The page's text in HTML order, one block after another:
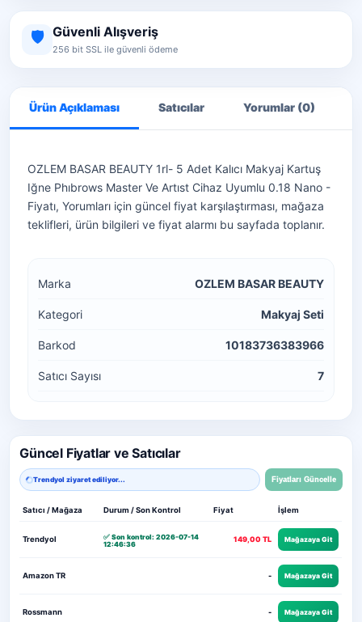
🛡️ Güvenli Alışveriş
256 bit SSL ile güvenli ödeme
Ürün Açıklaması Satıcılar Yorumlar (0)
OZLEM BASAR BEAUTY 1rl- 5 Adet Kalıcı Makyaj Kartuş
Iğne Phıbrows Master Ve Artıst Cihaz Uyumlu 0.18 Nano -
Fiyatı, Yorumları için güncel fiyat karşılaştırması, mağaza
teklifleri, ürün bilgileri ve fiyat alarmı bu sayfada toplanır.
Marka OZLEM BASAR BEAUTY
Kategori Makyaj Seti
Barkod 10183736383966
Satıcı Sayısı 7
Güncel Fiyatlar ve Satıcılar
Trendyol ziyaret ediliyor... Fiyatları Güncelle
Satıcı / Mağaza Durum / Son Kontrol Fiyat İşlem
Trendyol
✅ Son kontrol: 2026-07-14
12:46:36
149,00 TL Mağazaya Git
Amazon TR - Mağazaya Git
Rossmann - Mağazaya Git